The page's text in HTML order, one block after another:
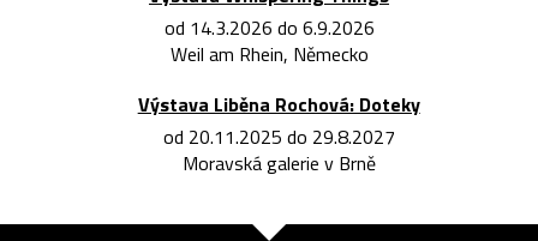
od 14.3.2026 do 6.9.2026
Weil am Rhein, Německo
Výstava Liběna Rochová: Doteky
od 20.11.2025 do 29.8.2027
Moravská galerie v Brně